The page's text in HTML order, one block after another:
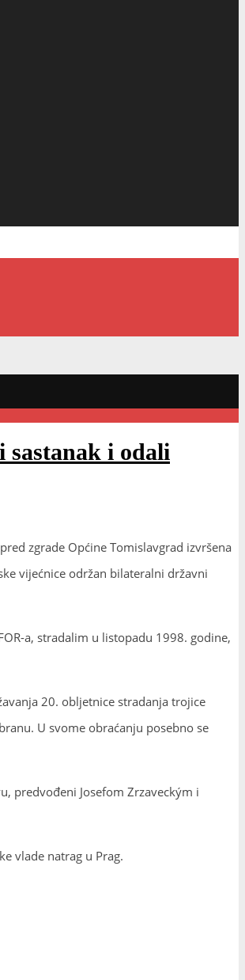
i odali
zgrade Općine Tomislavgrad izvršena
vijećnice održan bilateralni državni
a, stradalim u listopadu 1998. godine,
20. obljetnice stradanja trojice
U svome obraćanju posebno se
predvođeni Josefom Zrzaveckým i
vlade natrag u Prag.